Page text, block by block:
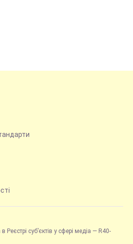
Реєстрі суб’єктів у сфері медіа — R40-